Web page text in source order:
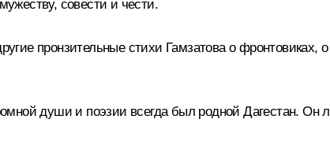
совести и чести.
пронзительные стихи Гамзатова о фронтовиках,
души и поэзии всегда был родной Дагестан.